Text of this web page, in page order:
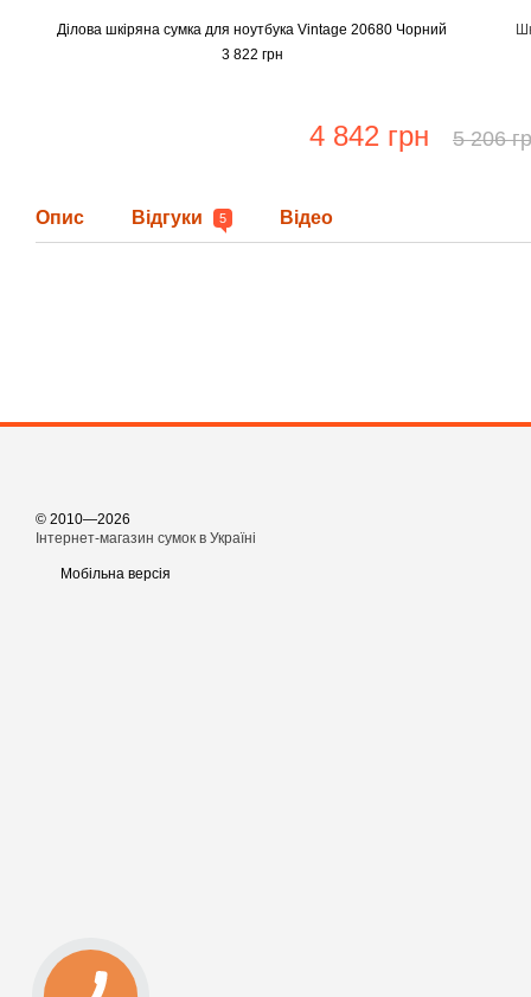
Ділова шкіряна сумка для ноутбука Vintage 20680 Чорний
3 822 грн
4 842 грн 5 206
Опис Відгуки 5 Відео
© 2010—2026
Інтернет-магазин сумок в Україні
Мобільна версія